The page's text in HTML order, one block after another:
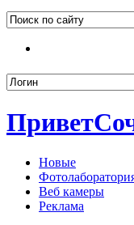
Привет
Новые
Веб камеры
Реклама